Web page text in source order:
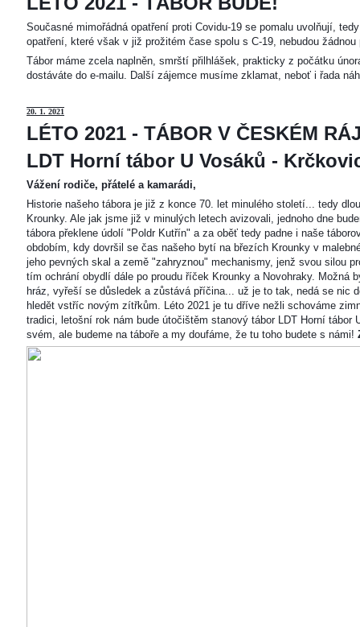
Současné mimořádná opatření proti Covidu-19 se pomalu uvolňují,
opatření, které však v již prožitém čase spolu s C-19, nebudou žádnou
Tábor máme zcela naplněn, smrští přilhlášek, prakticky z počátku
dostáváte do e-mailu. Další zájemce musíme zklamat, neboť i řada
20. 1. 2021
LÉTO 2021 - TÁBOR V ČESKÉM
LDT Horní tábor U Vosáků -
Vážení rodiče, přátelé a kamarádi,
Historie našeho tábora je již z konce 70. let minulého století... tedy
Krounky. Ale jak jsme již v minulých letech avizovali, jednoho dne
tábora překlene údolí "Poldr Kutřín" a za oběť tedy padne i naše
obdobím, kdy dovršil se čas našeho bytí na březích Krounky v
jeho pevných skal a země "zahryznou" mechanismy, jenž svou silou
tím ochrání obydlí dále po proudu říček Krounky a Novohraky. Možná
hráz, vyřeší se důsledek a zůstává příčina... už je to tak, nedá se nic
hledět vstříc novým zítřkům. Léto 2021 je tu dříve nežli schováme
tradici, letošní rok nám bude útočištěm stanový tábor LDT Horní tábor
svém, ale budeme na táboře a my doufáme, že tu toho budete s námi!